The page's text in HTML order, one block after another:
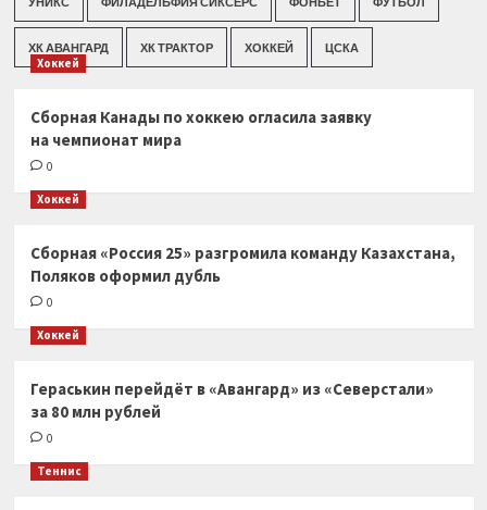
ХК АВАНГАРД ХК ТРАКТОР ХОККЕЙ ЦСКА
Хоккей
Сборная Канады по хоккею огласила заявку
на чемпионат мира
0
Хоккей
Сборная «Россия 25» разгромила команду Казахстана,
Поляков оформил дубль
0
Хоккей
Гераськин перейдёт в «Авангард» из «Северстали»
за 80 млн рублей
0
Теннис